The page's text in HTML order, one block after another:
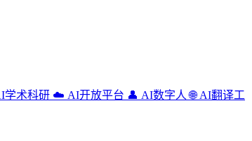
学术科研 ☁️ AI开放平台 👤 AI数字人 🌐 AI翻译工